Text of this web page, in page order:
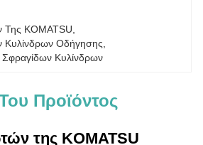
Της KOMATSU
Κυλίνδρων Οδήγησης
Κυλίνδρων
Προϊόντος
της KOMATSU